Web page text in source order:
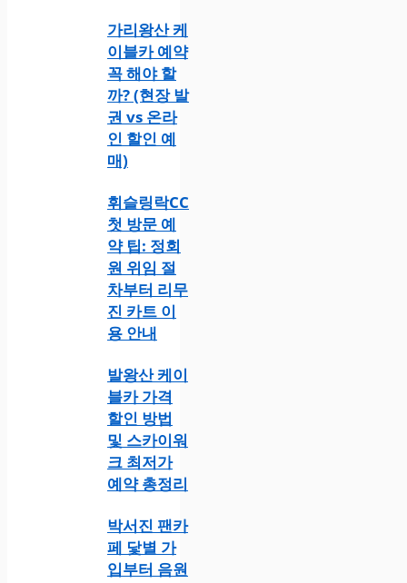
가리왕산 케
이블카 예약
꼭 해야 할
까? (현장 발
권 vs 온라
인 할인 예
매)
휘슬링락CC
첫 방문 예
약 팁: 정회
원 위임 절
차부터 리무
진 카트 이
용 안내
발왕산 케이
블카 가격
할인 방법
및 스카이워
크 최저가
예약 총정리
박서진 팬카
페 닻별 가
입부터 음원